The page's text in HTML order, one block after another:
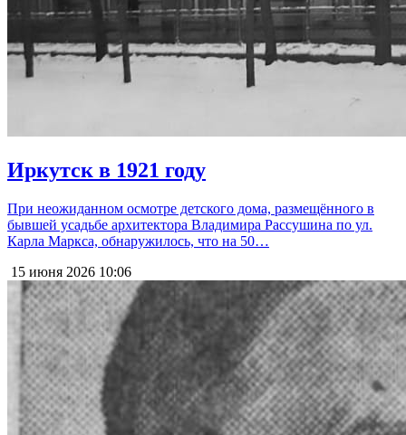
Иркутск в 1921 году
При неожиданном осмотре детского дома, размещённого в
бывшей усадьбе архитектора Владимира Рассушина по ул.
Карла Маркса, обнаружилось, что на 50…
15 июня 2026 10:06